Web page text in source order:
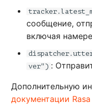
сообщение,
включая
ver") :
Дополнительную
документации Rasa